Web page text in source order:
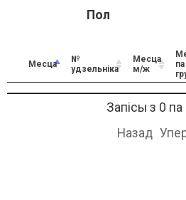
Пол
Месца
№
удзельніка
Месца
м/ж
Запісы з 0 па
Назад